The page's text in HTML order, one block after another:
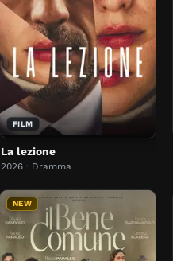
FILM
La lezione
2026 · Dramma
NEW